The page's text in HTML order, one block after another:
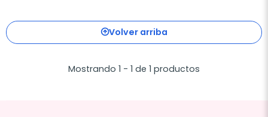
Volver arriba
Mostrando 1 - 1 de 1 productos